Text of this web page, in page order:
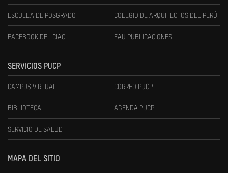
ESCUELA DE POSGRADO COLEGIO DE ARQUITECTOS DEL PERÚ
FACEBOOK DEL CIAC FAU PUBLICACIONES
SERVICIOS PUCP
CAMPUS VIRTUAL CORREO PUCP
BIBLIOTECA AGENDA PUCP
SERVICIO DE SALUD
MAPA DEL SITIO